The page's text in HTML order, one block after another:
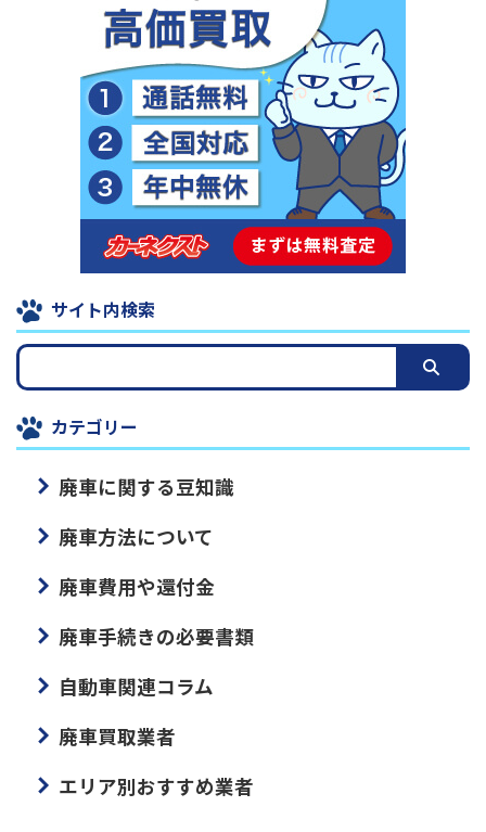
サイト内検索
カテゴリー
廃車に関する豆知識
廃車方法について
廃車費用や還付金
廃車手続きの必要書類
自動車関連コラム
廃車買取業者
エリア別おすすめ業者